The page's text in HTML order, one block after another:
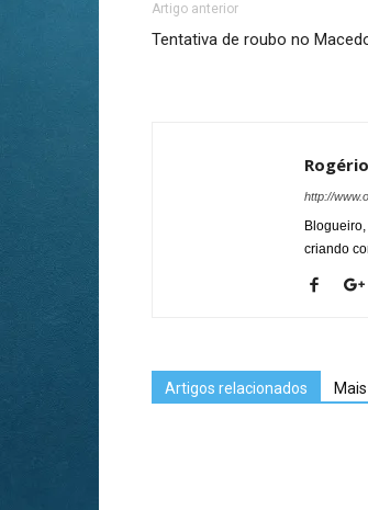
Artigo anterior
Tentativa de roubo no
http://
criando
Artigos relacionados